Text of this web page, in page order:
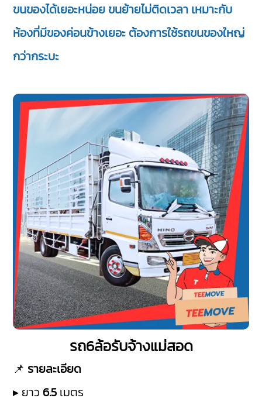
ขนของได้เยอะหน่อย ขนย้ายไม่ติดเวลา เหมาะกับ
ห้องที่มีของค่อนข้างเยอะ ต้องการใช้รถขนของใหญ่
กว่ากระบะ
รถ6ล้อรับจ้างแม่สอด
📌 รายละเอียด
▸ ยาว 6.5 เมตร